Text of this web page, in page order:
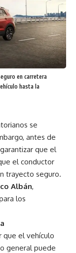
en carretera
hasta la
se
antes de
que el
el conductor
trayecto seguro.
Albán,
los
que el vehículo
general puede